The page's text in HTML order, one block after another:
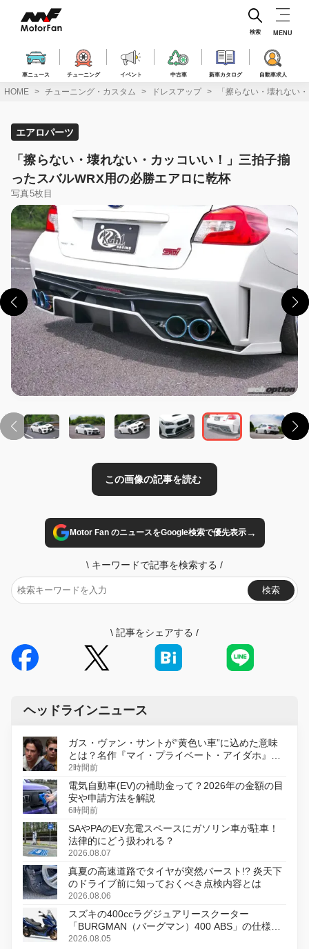
ス
車ニュース チューニング イベント 中古車 新車カタログ 自動車求人
検索 MENU
HOME チューニング・カスタム ドレスアップ 「擦らない・壊れない
エアロパーツ
「擦らない・壊れない・カッコいい！」三拍子揃
ったスバルWRX用の必勝エアロに乾杯
写真5枚目
Motor Fan のニュースをGoogle検索で優先表示→
\ キーワードで記事を検索する /
検索
\ 記事をシェアする /
ヘッドラインニュース
ガス・ヴァン・サントが“黄色い車”に込めた意味
とは？名作『マイ・プライベート・アイダホ』が
初のデジタルリマスター版で復活
2時間前
電気自動車(EV)の補助金って？2026年の金額の目
安や申請方法を解説
6時間前
SAやPAのEV充電スペースにガソリン車が駐車！
法律的にどう扱われる？
2026.08.07
真夏の高速道路でタイヤが突然バースト!? 炎天下
のドライブ前に知っておくべき点検内容とは
2026.08.06
スズキの400ccラグジュアリースクーター
「BURGMAN（バーグマン）400 ABS」の仕様を
変更し、8月18日に発売
2026.08.05